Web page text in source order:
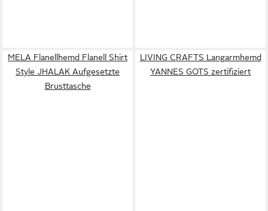
MELA Flanellhemd Flanell Shirt
Style JHALAK Aufgesetzte
Brusttasche
LIVING CRAFTS Langarmhemd
YANNES GOTS zertifiziert